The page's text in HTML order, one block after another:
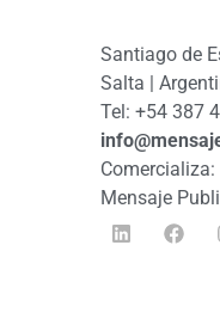
Santiago de
Salta |
Tel: +54 387
Comercializa:
Mensaje